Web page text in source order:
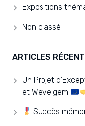
Expositions
Non classé
ARTICLES
Un Projet
et Wevelgem
Succès